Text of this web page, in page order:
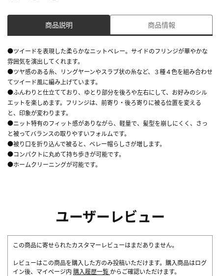
商品説明 商品情報
●ツイードを表現した柔らかなニットベレー。サイドのフリンジが華やかな
雰囲気を演出してくれます。
●ツヤ感のある糸、リングヤーンやスラブ状の糸など、３種４色を組み合わせ
てツイード風に編み上げています。
●ふんわりと仕立てており、ゆとり部分を後ろや左右にして、お好みのシル
エットを楽しめます。フリンジは、前寄り・後ろ寄りに被る位置を変える
と、印象が変わります。
●ニット特有のフィット感がありながら、軽量で、髪型を崩しにくく、さっ
と被ってバランスの取りやすいフォルムです。
●被り口を折り込んで被ると、ベレー帽らしさが増します。
●コンパクトに丸めて持ち歩きが可能です。
●ホームクリーニングが可能です。
ユーザーレビュー
この商品に寄せられたカスタマーレビューはまだありません。
レビューはこの商品を購入した方のみ投稿いただけます。購入商品はログ
イン後、マイページ内 購入履歴一覧 からご確認いただけます。